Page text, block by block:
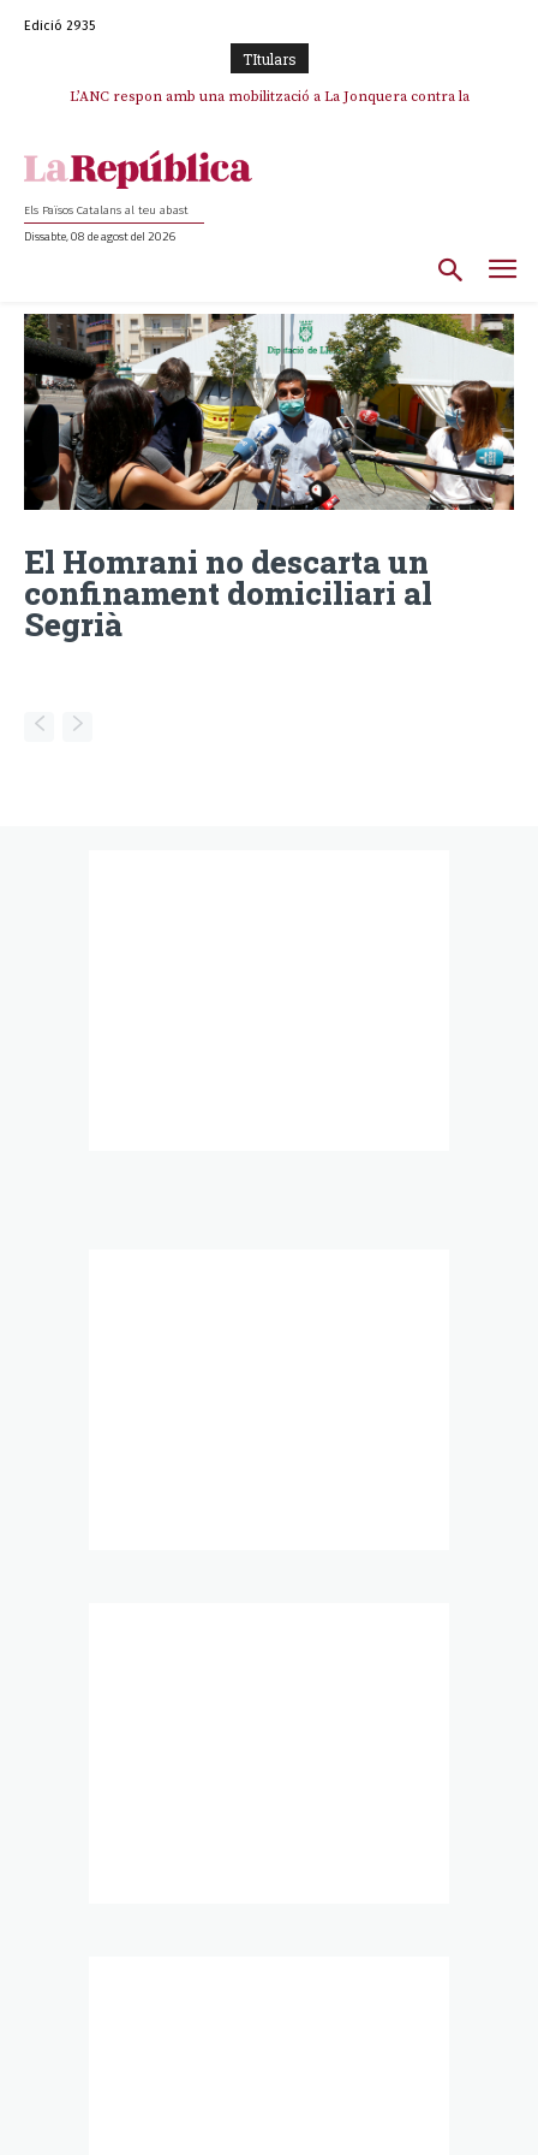
Edició 2935
TItulars
L’ANC respon amb una mobilització a La Jonquera contra la
Els Països Catalans al teu abast
Dissabte, 08 de agost del 2026
El Homrani no descarta un
confinament domiciliari al
Segrià